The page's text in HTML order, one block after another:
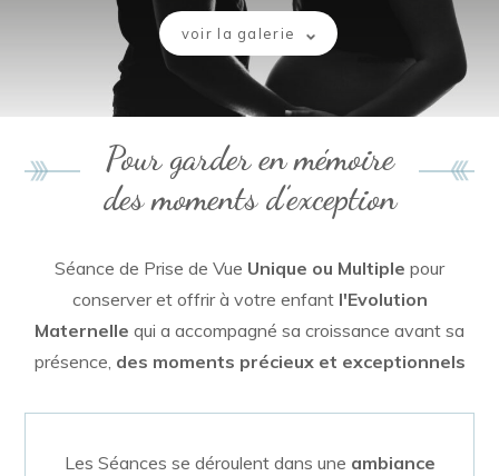
voir la galerie
Pour garder en mémoire
des moments d’exception
Séance de Prise de Vue Unique ou Multiple pour
conserver et offrir à votre enfant l'Evolution
Maternelle qui a accompagné sa croissance avant sa
présence, des moments précieux et exceptionnels
Les Séances se déroulent dans une ambiance